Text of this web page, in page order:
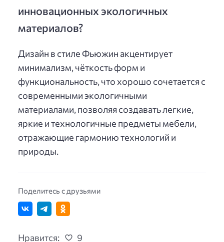
инновационных экологичных
материалов?
Дизайн в стиле Фьюжин акцентирует
минимализм, чёткость форм и
функциональность, что хорошо сочетается с
современными экологичными
материалами, позволяя создавать легкие,
яркие и технологичные предметы мебели,
отражающие гармонию технологий и
природы.
Поделитесь с друзьями
Нравится: 9